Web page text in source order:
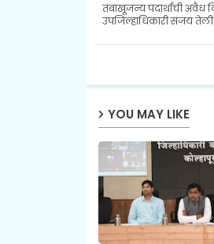
तंबाखूजन्य पदार्थांची अवैध
उपजिल्हाधिकारी संजय
YOU MAY LIKE